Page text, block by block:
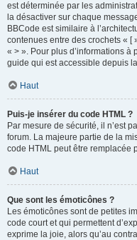
est déterminée par les
la désactiver sur chaque
BBCode est similaire à
contenues entre des crochets « [
« > ». Pour plus d’informations
guide qui est accessible depuis
Haut
Puis-je insérer du code HTML ?
Par mesure de sécurité, il n’est
forum. La majeure partie de la
code HTML peut être remplacée
Haut
Que sont les émoticônes ?
Les émoticônes sont de petites
code court et qui permettent
exprime la joie, alors qu’au